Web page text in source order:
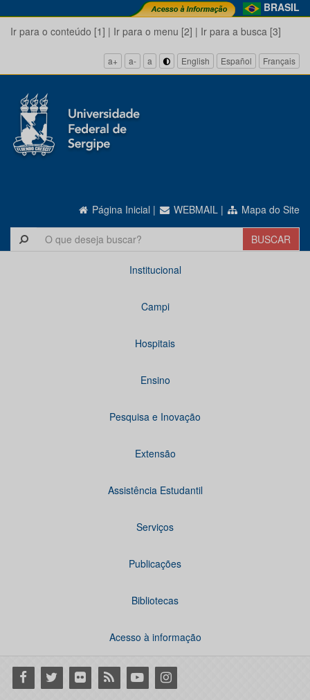
BRASIL
Ir para o conteúdo [1] | Ir para o menu [2] | Ir para a busca [3]
a+ a- a English Español Français
Página Inicial | WEBMAIL | Mapa do Site
Institucional
Campi
Hospitais
Ensino
Pesquisa e Inovação
Extensão
Assistência Estudantil
Serviços
Publicações
Bibliotecas
Acesso à informação
Facebook
Twitter Flickr RSS YoutubeInstagram